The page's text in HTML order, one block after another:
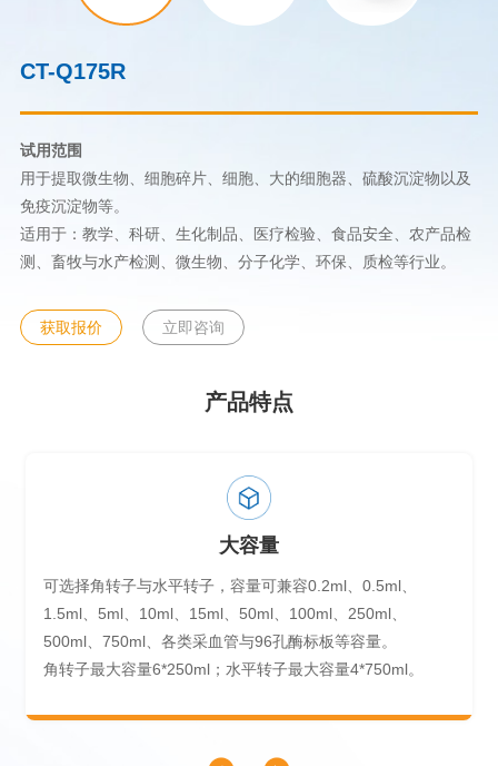
CT-Q175R
试用范围
用于提取微生物、细胞碎片、细胞、大的细胞器、硫酸沉淀物以及
免疫沉淀物等。
适用于：教学、科研、生化制品、医疗检验、食品安全、农产品检
测、畜牧与水产检测、微生物、分子化学、环保、质检等行业。
获取报价 立即咨询
产品特点
大容量
可选择角转子与水平转子，容量可兼容0.2ml、0.5ml、
1.5ml、5ml、10ml、15ml、50ml、100ml、250ml、
500ml、750ml、各类采血管与96孔酶标板等容量。
角转子最大容量6*250ml；水平转子最大容量4*750ml。